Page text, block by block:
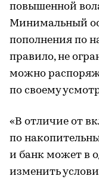
повышенной
Минимальный
пополнения по
правило, не
можно
по своему
«В отличие от
по
и банк может в
изменить